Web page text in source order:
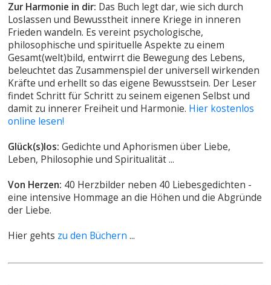
Zur Harmonie in dir: Das Buch legt dar, wie sich durch
Loslassen und Bewusstheit innere Kriege in inneren
Frieden wandeln. Es vereint psychologische,
philosophische und spirituelle Aspekte zu einem
Gesamt(welt)bild, entwirrt die Bewegung des Lebens,
beleuchtet das Zusammenspiel der universell wirkenden
Kräfte und erhellt so das eigene Bewusstsein. Der Leser
findet Schritt für Schritt zu seinem eigenen Selbst und
damit zu innerer Freiheit und Harmonie. Hier kostenlos
online lesen!
Glück(s)los: Gedichte und Aphorismen über Liebe,
Leben, Philosophie und Spiritualität ...
Von Herzen: 40 Herzbilder neben 40 Liebesgedichten -
eine intensive Hommage an die Höhen und die Abgründe
der Liebe.
Hier gehts zu den Büchern ...